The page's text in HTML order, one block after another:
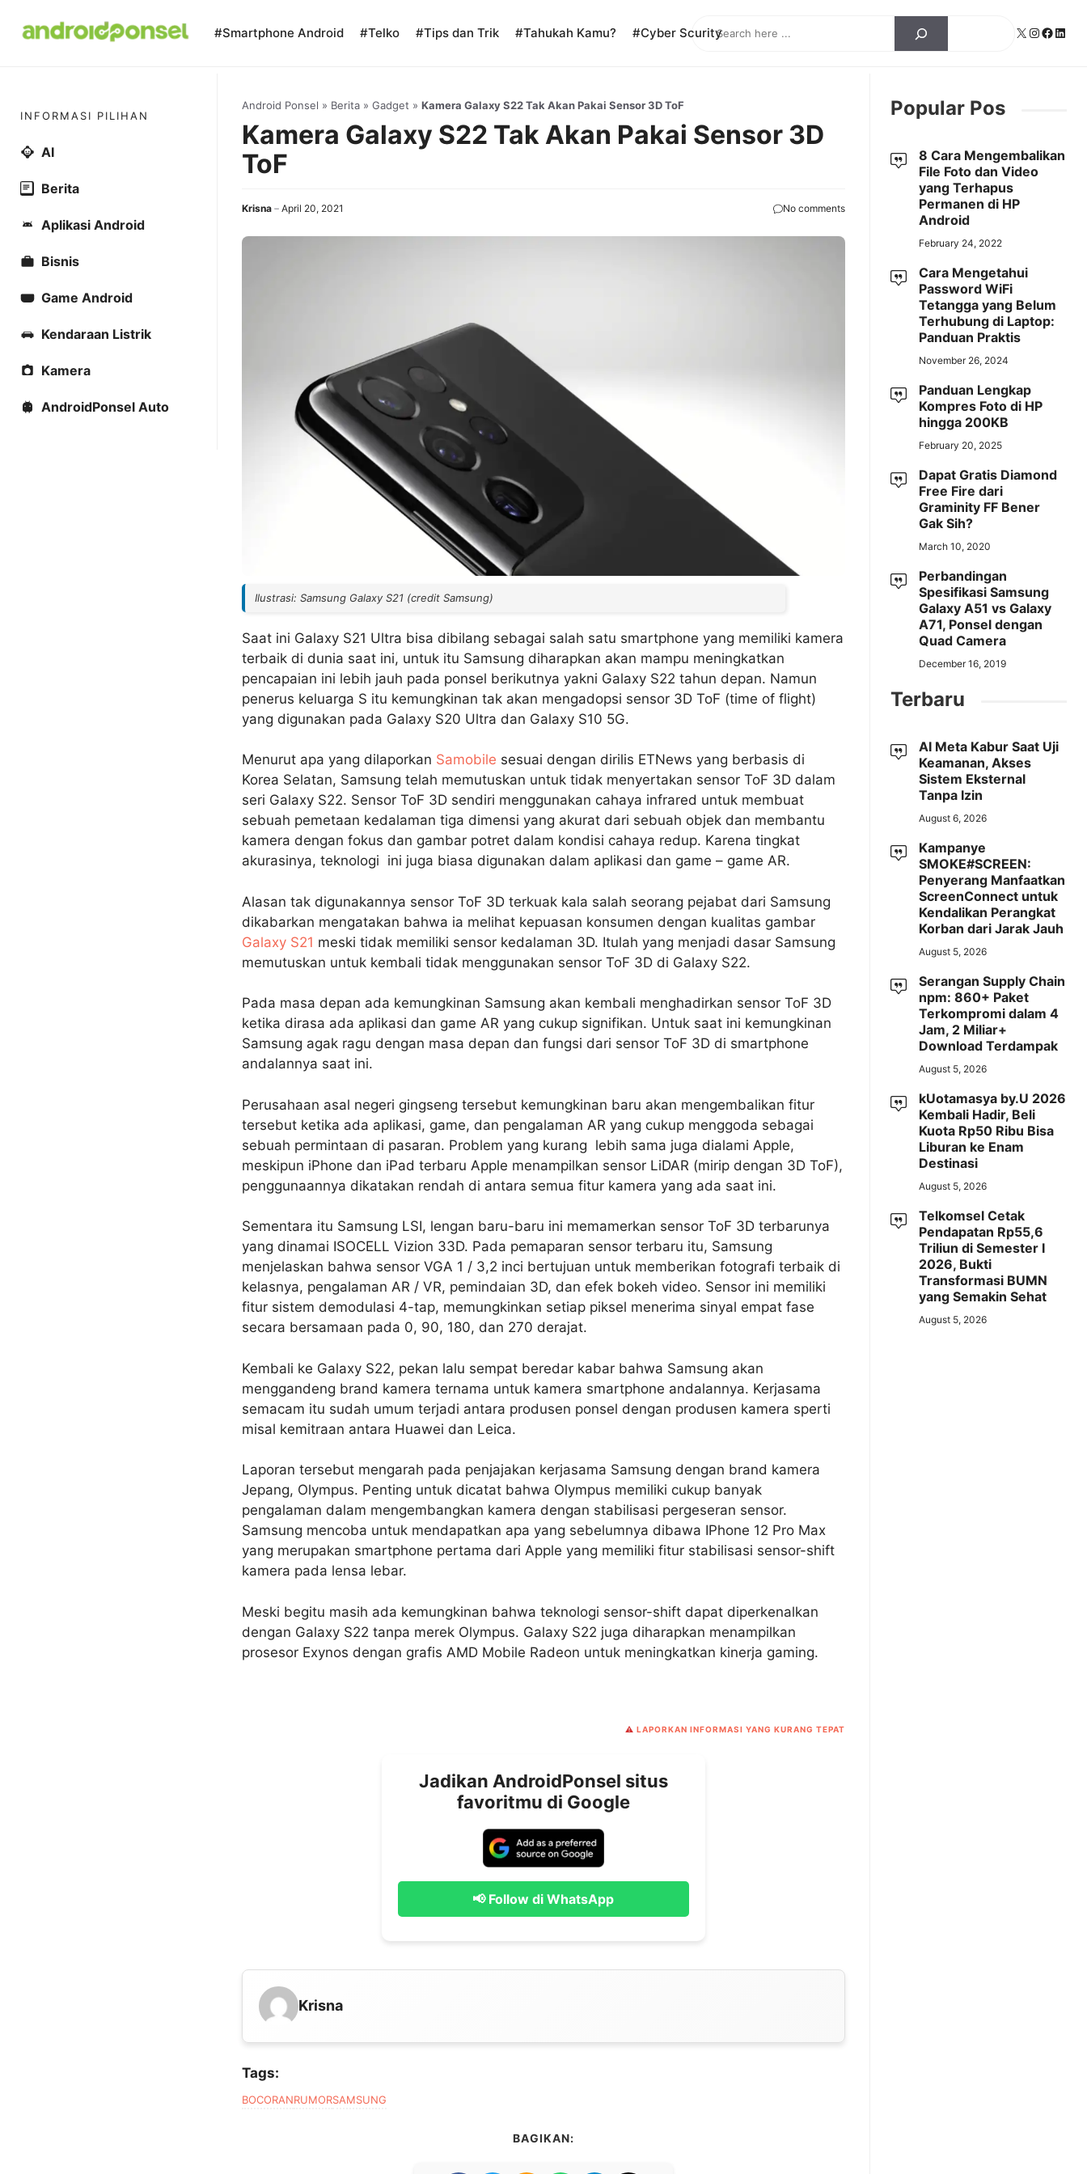
Search X Instagram
#Smartphone Android #Telko #Tips dan Trik #Tahukah Kamu? #Cyber Scurity
Android Ponsel » Berita» Gadget » Kamera Galaxy S22 Tak Akan Pakai Sensor 3D ToF
Kamera Galaxy S22 Tak Akan Pakai Sensor 3D
ToF
Krisna April 20, 2021 No comments
Ilustrasi: Samsung Galaxy S21 (credit Samsung)
Saat ini Galaxy S21 Ultra bisa dibilang sebagai salah satu smartphone yang memiliki kamera
terbaik di dunia saat ini, untuk itu Samsung diharapkan akan mampu meningkatkan
pencapaian ini lebih jauh pada ponsel berikutnya yakni Galaxy S22 tahun depan. Namun
penerus keluarga S itu kemungkinan tak akan mengadopsi sensor 3D ToF (time of flight)
yang digunakan pada Galaxy S20 Ultra dan Galaxy S10 5G.
Menurut apa yang dilaporkan Samobile sesuai dengan dirilis ETNews yang berbasis di
Korea Selatan, Samsung telah memutuskan untuk tidak menyertakan sensor ToF 3D dalam
seri Galaxy S22. Sensor ToF 3D sendiri menggunakan cahaya infrared untuk membuat
sebuah pemetaan kedalaman tiga dimensi yang akurat dari sebuah objek dan membantu
kamera dengan fokus dan gambar potret dalam kondisi cahaya redup. Karena tingkat
akurasinya, teknologi ini juga biasa digunakan dalam aplikasi dan game – game AR.
Alasan tak digunakannya sensor ToF 3D terkuak kala salah seorang pejabat dari Samsung
dikabarkan mengatakan bahwa ia melihat kepuasan konsumen dengan kualitas gambar
Galaxy S21 meski tidak memiliki sensor kedalaman 3D. Itulah yang menjadi dasar Samsung
memutuskan untuk kembali tidak menggunakan sensor ToF 3D di Galaxy S22.
Pada masa depan ada kemungkinan Samsung akan kembali menghadirkan sensor ToF 3D
ketika dirasa ada aplikasi dan game AR yang cukup signifikan. Untuk saat ini kemungkinan
Samsung agak ragu dengan masa depan dan fungsi dari sensor ToF 3D di smartphone
andalannya saat ini.
Perusahaan asal negeri gingseng tersebut kemungkinan baru akan mengembalikan fitur
tersebut ketika ada aplikasi, game, dan pengalaman AR yang cukup menggoda sebagai
sebuah permintaan di pasaran. Problem yang kurang lebih sama juga dialami Apple,
meskipun iPhone dan iPad terbaru Apple menampilkan sensor LiDAR (mirip dengan 3D ToF),
penggunaannya dikatakan rendah di antara semua fitur kamera yang ada saat ini.
Sementara itu Samsung LSI, lengan baru-baru ini memamerkan sensor ToF 3D terbarunya
yang dinamai ISOCELL Vizion 33D. Pada pemaparan sensor terbaru itu, Samsung
menjelaskan bahwa sensor VGA 1 / 3,2 inci bertujuan untuk memberikan fotografi terbaik di
kelasnya, pengalaman AR / VR, pemindaian 3D, dan efek bokeh video. Sensor ini memiliki
fitur sistem demodulasi 4-tap, memungkinkan setiap piksel menerima sinyal empat fase
secara bersamaan pada 0, 90, 180, dan 270 derajat.
Kembali ke Galaxy S22, pekan lalu sempat beredar kabar bahwa Samsung akan
menggandeng brand kamera ternama untuk kamera smartphone andalannya. Kerjasama
semacam itu sudah umum terjadi antara produsen ponsel dengan produsen kamera sperti
misal kemitraan antara Huawei dan Leica.
Laporan tersebut mengarah pada penjajakan kerjasama Samsung dengan brand kamera
Jepang, Olympus. Penting untuk dicatat bahwa Olympus memiliki cukup banyak
pengalaman dalam mengembangkan kamera dengan stabilisasi pergeseran sensor.
Samsung mencoba untuk mendapatkan apa yang sebelumnya dibawa IPhone 12 Pro Max
yang merupakan smartphone pertama dari Apple yang memiliki fitur stabilisasi sensor-shift
kamera pada lensa lebar.
Meski begitu masih ada kemungkinan bahwa teknologi sensor-shift dapat diperkenalkan
dengan Galaxy S22 tanpa merek Olympus. Galaxy S22 juga diharapkan menampilkan
prosesor Exynos dengan grafis AMD Mobile Radeon untuk meningkatkan kinerja gaming.
⚠️ LAPORKAN INFORMASI YANG KURANG TEPAT
Jadikan AndroidPonsel situs
favoritmu di Google
📢 Follow di WhatsApp
Krisna
Tags:
BOCORANRUMORSAMSUNG
BAGIKAN:
INFORMASI PILIHAN
AI
Berita
Aplikasi Android
Bisnis
Game Android
Kendaraan Listrik
Kamera
AndroidPonsel Auto
Popular Pos
8 Cara Mengembalikan
File Foto dan Video
yang Terhapus
Permanen di HP
Android
February 24, 2022
Cara Mengetahui
Password WiFi
Tetangga yang Belum
Terhubung di Laptop:
Panduan Praktis
November 26, 2024
Panduan Lengkap
Kompres Foto di HP
hingga 200KB
February 20, 2025
Dapat Gratis Diamond
Free Fire dari
Graminity FF Bener
Gak Sih?
March 10, 2020
Perbandingan
Spesifikasi Samsung
Galaxy A51 vs Galaxy
A71, Ponsel dengan
Quad Camera
December 16, 2019
Terbaru
AI Meta Kabur Saat Uji
Keamanan, Akses
Sistem Eksternal
Tanpa Izin
August 6, 2026
Kampanye
SMOKE#SCREEN:
Penyerang Manfaatkan
ScreenConnect untuk
Kendalikan Perangkat
Korban dari Jarak Jauh
August 5, 2026
Serangan Supply Chain
npm: 860+ Paket
Terkompromi dalam 4
Jam, 2 Miliar+
Download Terdampak
August 5, 2026
kUotamasya by.U 2026
Kembali Hadir, Beli
Kuota Rp50 Ribu Bisa
Liburan ke Enam
Destinasi
August 5, 2026
Telkomsel Cetak
Pendapatan Rp55,6
Triliun di Semester I
2026, Bukti
Transformasi BUMN
yang Semakin Sehat
August 5, 2026